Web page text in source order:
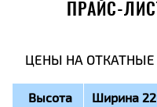
ПРАЙС-
ЦЕНЫ НА
Высота Ширина